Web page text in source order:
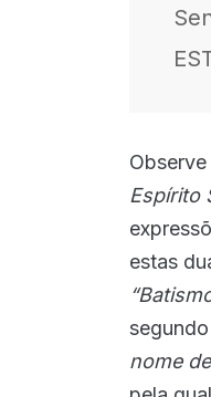
Espírito
estas
nome